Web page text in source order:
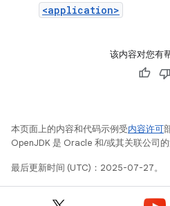
<application>
该内容对您有
本页面上的内容和代码示例受内容许可
OpenJDK 是 Oracle 和/或其关联公司的
最后更新时间 (UTC)：2025-07-27。